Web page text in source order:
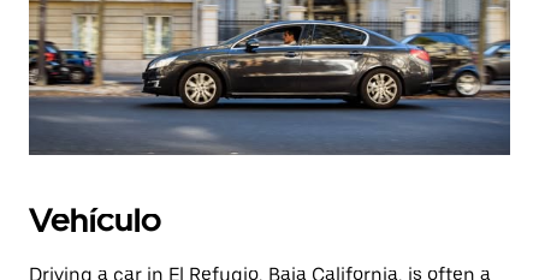
Vehículo
Driving a car in El Refugio, Baja California, is often a